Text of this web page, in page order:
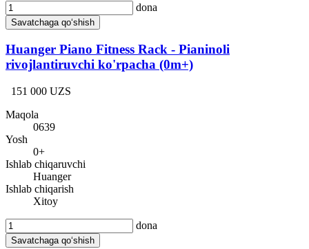
dona
Savatchaga qo‘shish
Huanger Piano Fitness Rack - Pianinoli
rivojlantiruvchi ko'rpacha (0m+)
151 000 UZS
Maqola
0639
Yosh
0+
Ishlab chiqaruvchi
Huanger
Ishlab chiqarish
Xitoy
dona
Savatchaga qo‘shish